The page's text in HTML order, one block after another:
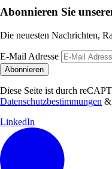
Abonnieren Sie
Die neuesten Nachrichten,
E-Mail Adresse
Abonnieren
Diese Seite ist durch
Datenschutzbestimmungen &
LinkedIn